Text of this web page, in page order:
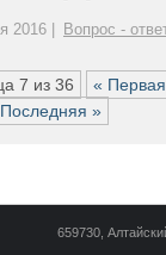
2016 | Вопрос -
7 из 36
« Первая
Последняя »
659730,